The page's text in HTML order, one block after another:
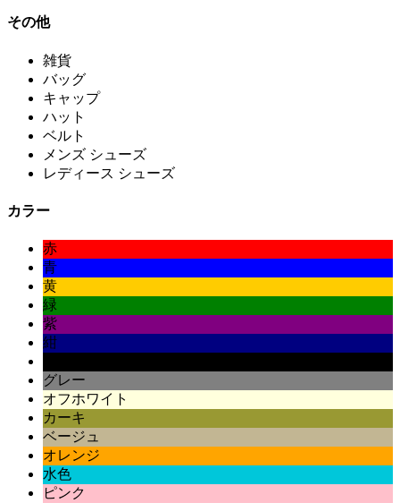
その他
雑貨
バッグ
キャップ
ハット
ベルト
メンズ シューズ
レディース シューズ
カラー
赤
青
黄
緑
紫
紺
グレー
オフホワイト
カーキ
ベージュ
オレンジ
水色
ピンク